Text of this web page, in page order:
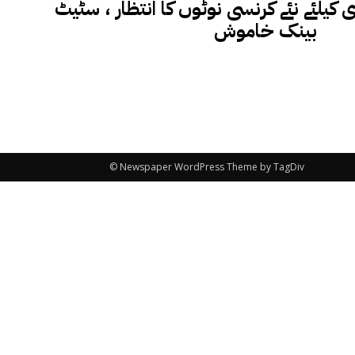
نئے کرنسی نوٹوں کا انتظار ، سٹیٹ
بینک خاموش
© Newspaper WordPress Theme by TagDiv